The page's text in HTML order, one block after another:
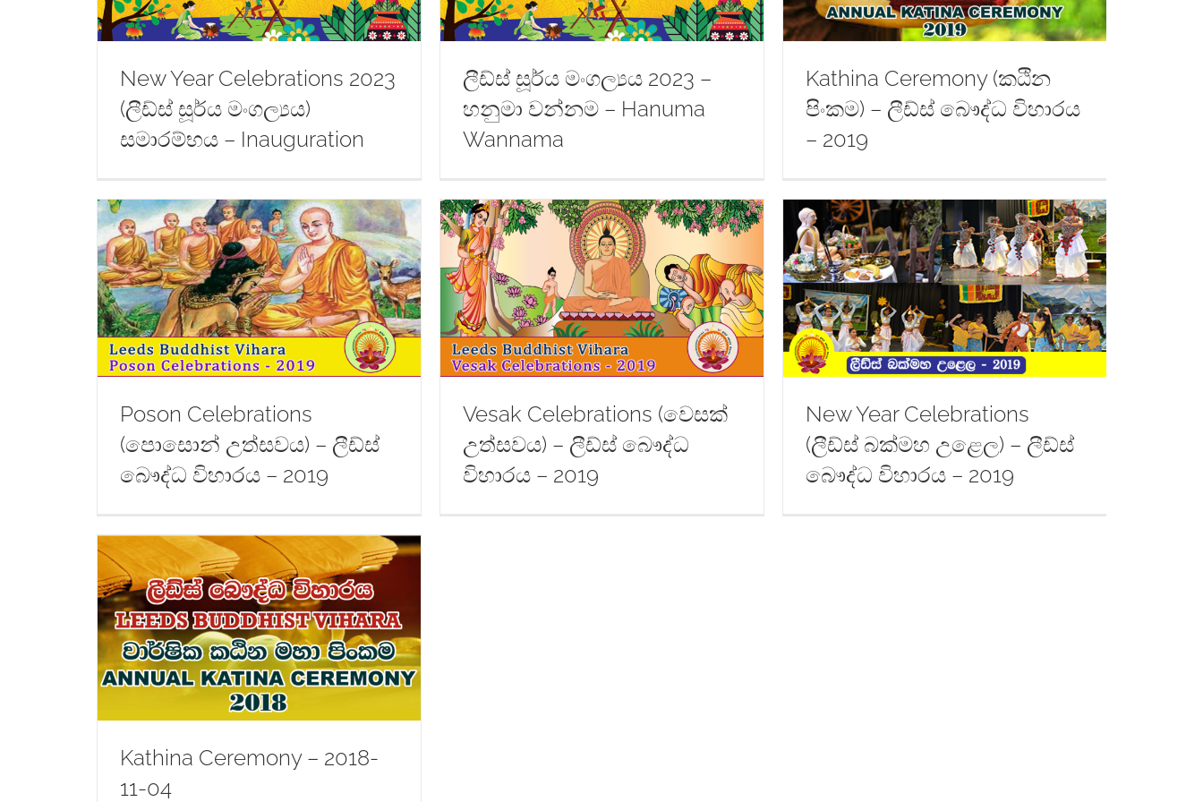
New Year Celebrations 2023
(ලීඩ්ස් සූර්ය මංගල්‍යය)
සමාරම්භය – Inauguration
ලීඩ්ස් සූර්ය මංගල්‍යය 2023 –
හනුමා වන්නම – Hanuma
Wannama
Kathina Ceremony (කඨින
පිංකම) – ලීඩ්ස් බෞද්ධ විහාරය
– 2019
Poson Celebrations
(පොසොන් උත්සවය) – ලීඩ්ස්
බෞද්ධ විහාරය – 2019
Vesak Celebrations (වෙසක් උත්සවය)
– ලීඩ්ස් බෞද්ධ විහාරය – 2019
Vesak Celebrations (වෙසක්
උත්සවය) – ලීඩ්ස් බෞද්ධ
විහාරය – 2019
New Year Celebrations (ලීඩ්ස් බක්මහ
උළෙල) – ලීඩ්ස් බෞද්ධ විහාරය – 2019
New Year Celebrations
(ලීඩ්ස් බක්මහ උළෙල) – ලීඩ්ස්
බෞද්ධ විහාරය – 2019
Kathina Ceremony – 2018-
11-04